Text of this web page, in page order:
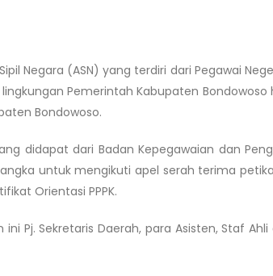
Negara (ASN) yang terdiri dari Pegawai
lingkungan Pemerintah Kabupaten
Bondowoso.
didapat dari Badan Kepegawaian dan
untuk mengikuti apel serah terima
Orientasi PPPK.
Pj. Sekretaris Daerah, para Asisten, Staf